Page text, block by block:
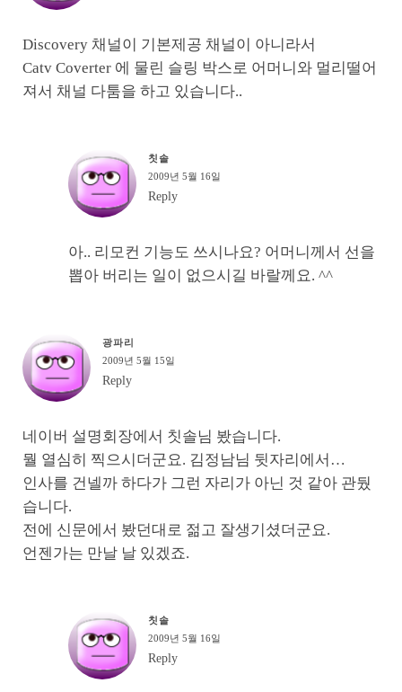
Discovery 채널이 기본제공 채널이 아니라서
Catv Coverter 에 물린 슬링 박스로 어머니와 멀리떨어
져서 채널 다툼을 하고 있습니다..
칫솔
2009년 5월 16일
Reply
아.. 리모컨 기능도 쓰시나요? 어머니께서 선을
뽑아 버리는 일이 없으시길 바랄께요. ^^
광파리
2009년 5월 15일
Reply
네이버 설명회장에서 칫솔님 봤습니다.
뭘 열심히 찍으시더군요. 김정남님 뒷자리에서…
인사를 건넬까 하다가 그런 자리가 아닌 것 같아 관뒀
습니다.
전에 신문에서 봤던대로 젊고 잘생기셨더군요.
언젠가는 만날 날 있겠죠.
칫솔
2009년 5월 16일
Reply